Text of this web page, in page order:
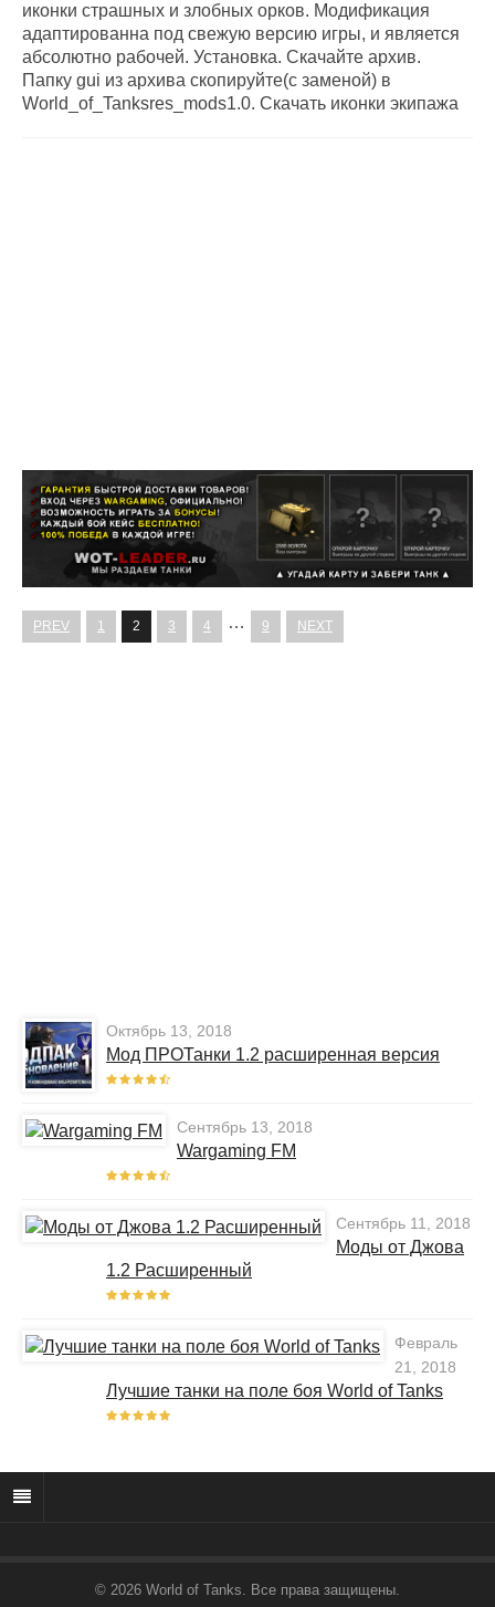
иконки страшных и злобных орков. Модификация
адаптированна под свежую версию игры, и является
абсолютно рабочей. Установка. Скачайте архив.
Папку gui из архива скопируйте(с заменой) в
World_of_Tanksres_mods1.0. Скачать иконки экипажа
PREV 1 2 3 4 … 9 NEXT
Октябрь 13, 2018
Мод ПРОТанки 1.2 расширенная версия
Сентябрь 13, 2018
Wargaming FM
Сентябрь 11, 2018
Моды от Джова
1.2 Расширенный
Февраль
21, 2018
Лучшие танки на поле боя World of Tanks
© 2026 World of Tanks. Все права защищены.